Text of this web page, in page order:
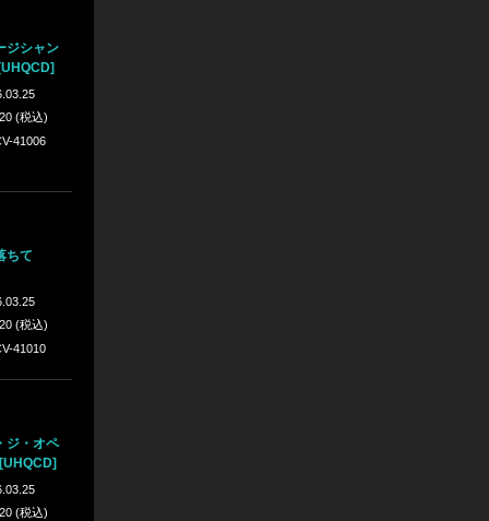
ジシャン
(税込)
41006
ちて
(税込)
41010
ジ・オペ
(税込)